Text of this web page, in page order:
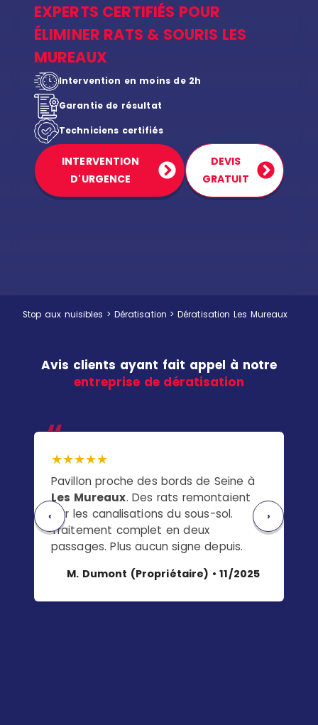
EXPERTS CERTIFIÉS POUR
ÉLIMINER RATS & SOURIS LES
MUREAUX
Intervention en moins de 2h
Garantie de résultat
Techniciens certifiés
INTERVENTION
D'URGENCE
DEVIS
GRATUIT
Stop aux nuisibles > Dératisation >Dératisation Les Mureaux
Avis clients ayant fait appel à notre
entreprise de dératisation
★★★★★
Pavillon proche des bords de Seine à
Les Mureaux. Des rats remontaient
par les canalisations du sous-sol.
Traitement complet en deux
passages. Plus aucun signe depuis.
M. Dumont (Propriétaire) • 11/2025
‹ ›